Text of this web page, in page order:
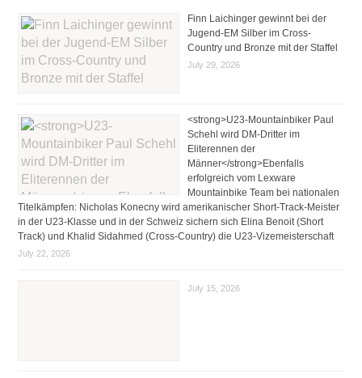
Finn Laichinger gewinnt bei der
Jugend-EM Silber im Cross-
Country und Bronze mit der Staffel
July 29, 2026
<strong>U23-Mountainbiker Paul
Schehl wird DM-Dritter im
Eliterennen der
Männer</strong>Ebenfalls
erfolgreich vom Lexware
Mountainbike Team bei nationalen
Titelkämpfen: Nicholas Konecny wird amerikanischer Short-Track-Meister
in der U23-Klasse und in der Schweiz sichern sich Elina Benoit (Short
Track) und Khalid Sidahmed (Cross-Country) die U23-Vizemeisterschaft
July 22, 2026
July 15, 2026